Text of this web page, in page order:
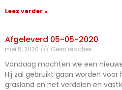
Lees verder »
Afgeleverd 05-05-2020
mei 5, 2020 Geen reacties
Vandaag mochten we een
Hij zal gebruikt gaan worden
grasland en het verdelen en